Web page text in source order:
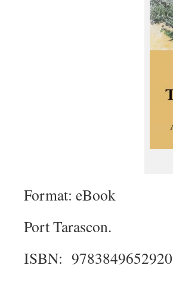
Format: eBook
Port Tarascon.
ISBN: 9783849652920